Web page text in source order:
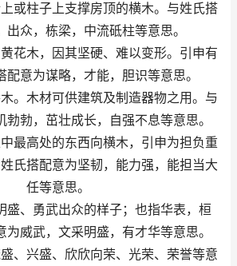
上或柱子上支撑房顶的横木。与姓氏搭
出众，栋梁，中流砥柱等意思。
黄花木，因其坚硬、难以变形。引申有
配意为谋略，才能，胆识等意思。
木。木材可供建筑及制造器物之用。与
勃，茁壮成长，自强不息等意思。
中最高处的东西向横木，引申为担负重
氏搭配意为坚韧，能力强，能担当大
任等意思。
盛、勇武出众的样子；也指华表，桓
威武，文采明盛，有才华等意思。
盛、兴盛、欣欣向荣、光荣、荣誉等意